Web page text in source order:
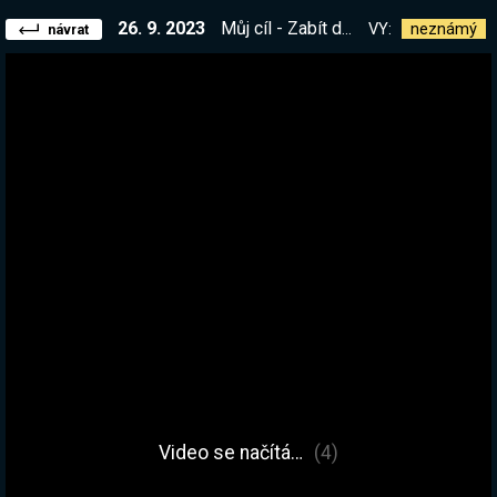
návrat 26. 9. 2023 Můj cíl - Zabít draka. Tvůj cíl - Mě v tom zastavit. Suby, dono, channel pointy mění hru. Zkus to:) | !kniha VY: neznámý
Video se načítá… (4)